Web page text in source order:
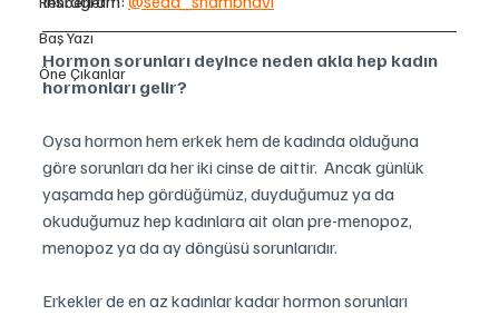
Baş Yazı
Öne Çıkanlar
Hormon sorunları deyince neden akla hep kadın
hormonları gelir?
Oysa hormon hem erkek hem de kadında olduğuna
göre sorunları da her iki cinse de aittir.  Ancak günlük
yaşamda hep gördüğümüz, duyduğumuz ya da
okuduğumuz hep kadınlara ait olan pre-menopoz,
menopoz ya da ay döngüsü sorunlarıdır.
Erkekler de en az kadınlar kadar hormon sorunları